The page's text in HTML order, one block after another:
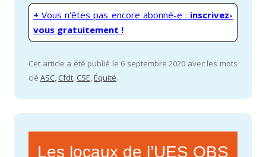
+ Vous n'êtes pas encore abonné-e : inscrivez-
vous gratuitement !
Cet article a été publié le 6 septembre 2020 avec les mots
clé ASC, Cfdt, CSE,Équité.
Les locaux de l’UES OBS